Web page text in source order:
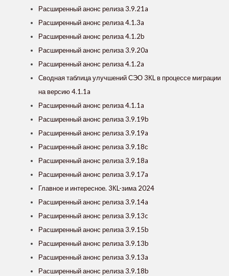
Расширенный анонс релиза 3.9.21a
Расширенный анонс релиза 4.1.3a
Расширенный анонс релиза 4.1.2b
Расширенный анонс релиза 3.9.20a
Расширенный анонс релиза 4.1.2a
Сводная таблица улучшений СЭО 3КL в процессе миграции
на версию 4.1.1a
Расширенный анонс релиза 4.1.1a
Расширенный анонс релиза 3.9.19b
Расширенный анонс релиза 3.9.19a
Расширенный анонс релиза 3.9.18с
Расширенный анонс релиза 3.9.18a
Расширенный анонс релиза 3.9.17a
Главное и интересное. 3КL-зима 2024
Расширенный анонс релиза 3.9.14a
Расширенный анонс релиза 3.9.13c
Расширенный анонс релиза 3.9.15b
Расширенный анонс релиза 3.9.13b
Расширенный анонс релиза 3.9.13a
Расширенный анонс релиза 3.9.18b